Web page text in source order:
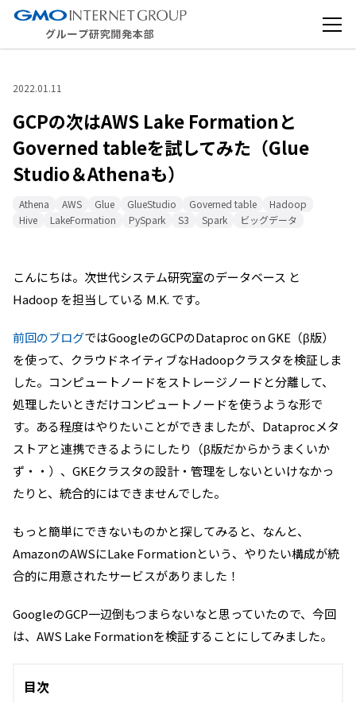
2022.01.11
GCPの次はAWS Lake Formationと
Governed tableを試してみた（Glue
Studio＆Athenaも）
Athena AWS Glue GlueStudio Governed table
Hadoop
Hive
LakeFormation PySpark S3 Spark ビッグデータ
こんにちは。次世代システム研究室のデータベース と
Hadoop を担当している M.K. です。
前回のブログではGoogleのGCPのDataproc on GKE（β版）
を使って、クラウドネイティブなHadoopクラスタを検証しま
した。コンピュートノードをストレージノードと分離して、
処理したいときだけコンピュートノードを使うような形で
す。ある程度はやりたいことができましたが、Dataprocメタ
ストアと連携できるようにしたり（β版だからかうまくいか
ず・・）、GKEクラスタの設計・管理をしないといけなかっ
たりと、統合的にはできませんでした。
もっと簡単にできないものかと探してみると、なんと、
AmazonのAWSにLake Formationという、やりたい構成が統
合的に用意されたサービスがありました！
GoogleのGCP一辺倒もつまらないなと思っていたので、今回
は、AWS Lake Formationを検証することにしてみました。
目次